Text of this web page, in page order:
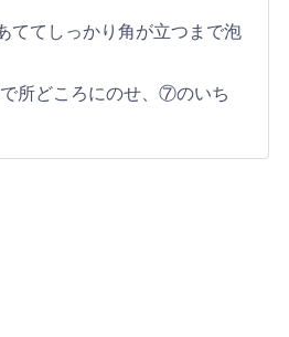
ててしっかり角が立つまで泡
所どころにのせ、⑦のいち